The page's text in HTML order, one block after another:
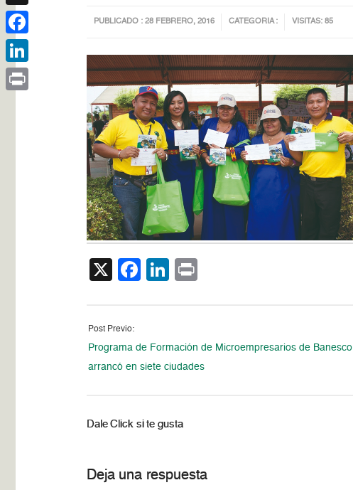
PUBLICADO : 28 FEBRERO, 2016 CATEGORIA : VISITAS: 85
X Facebook
LinkedIn
Post Previo:
Programa de Formación de Microempresarios de Banesco
arrancó en siete ciudades
Dale Click si te gusta
Deja una respuesta
X
Facebook
LinkedIn